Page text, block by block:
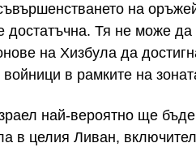
на
достатъчна. Тя не може
на Хизбула да
войници в рамките на
най-вероятно ще
в целия Ливан,